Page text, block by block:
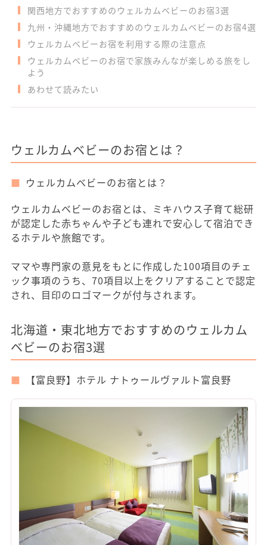
関西地方でおすすめのウェルカムベビーのお宿3選
九州・沖縄地方でおすすめのウェルカムベビーのお宿4選
ウェルカムベビーお宿を利用する際の注意点
ウェルカムベビーのお宿で家族みんなが楽しめる旅をし
よう
あわせて読みたい
ウェルカムベビーのお宿とは？
ウェルカムベビーのお宿とは？
ウェルカムベビーのお宿とは、ミキハウス子育て総研
が認定した赤ちゃんや子ども連れで安心して宿泊でき
るホテルや旅館です。
ママや専門家の意見をもとに作成した100項目のチェ
ック事項のうち、70項目以上をクリアすることで認定
され、目印のロゴマークが付与されます。
北海道・東北地方でおすすめのウェルカム
ベビーのお宿3選
【富良野】ホテル ナトゥールヴァルト富良野